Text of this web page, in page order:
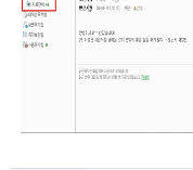
는?
매
그
품
센
이
파